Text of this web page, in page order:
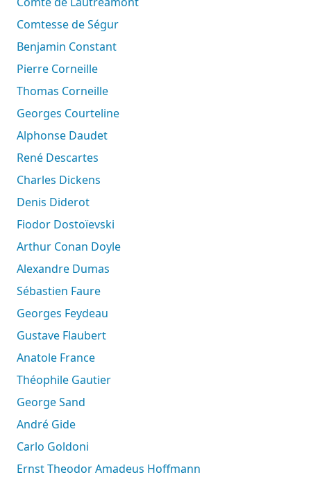
Comtesse de Ségur
Benjamin Constant
Pierre Corneille
Thomas Corneille
Georges Courteline
Alphonse Daudet
René Descartes
Charles Dickens
Denis Diderot
Fiodor Dostoïevski
Arthur Conan Doyle
Alexandre Dumas
Sébastien Faure
Georges Feydeau
Gustave Flaubert
Anatole France
Théophile Gautier
George Sand
André Gide
Carlo Goldoni
Ernst Theodor Amadeus Hoffmann